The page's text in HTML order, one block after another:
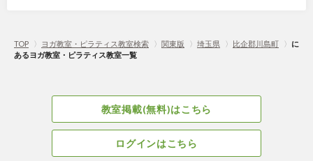
TOP 〉 ヨガ教室・ピラティス教室検索 〉 関東版 〉 埼玉県 〉 比企郡川島町 〉 に
あるヨガ教室・ピラティス教室一覧
教室掲載(無料)はこちら
ログインはこちら